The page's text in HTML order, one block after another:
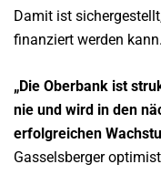
Damit ist
finanziert werden kann.
„Die Oberbank ist
nie und wird in den
erfolgreichen
Gasselsberger